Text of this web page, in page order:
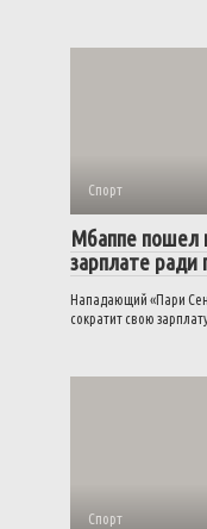
Спорт
Мбаппе пошел
зарплате ради
Нападающий «Пари
сократит свою
Спорт